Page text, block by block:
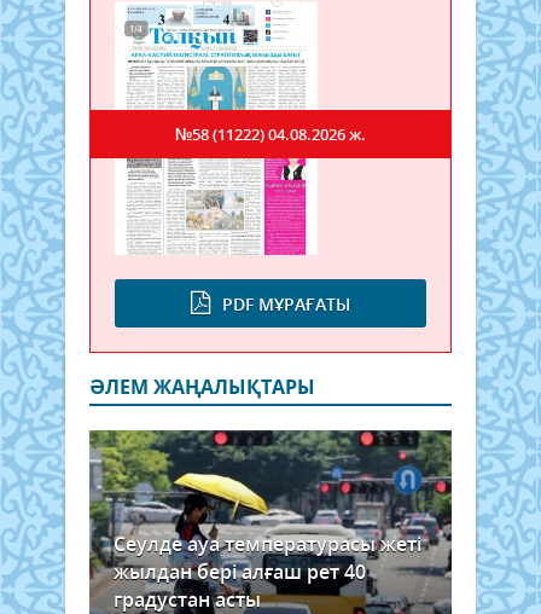
PDF МҰРАҒАТЫ
№58 (11222)04.08.2026 ж.
ӘЛЕМ ЖАҢАЛЫҚТАРЫ
Сеулде ауа температурасы жеті
жылдан бері алғаш рет 40
градустан асты